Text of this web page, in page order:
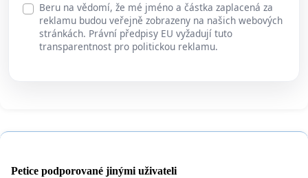
Beru na vědomí, že mé jméno a částka zaplacená za
reklamu budou veřejně zobrazeny na našich webových
stránkách. Právní předpisy EU vyžadují tuto
transparentnost pro politickou reklamu.
Petice podporované jinými uživateli